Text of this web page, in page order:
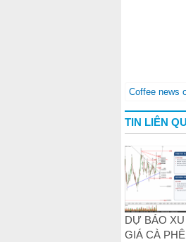
Coffee news
TIN LIÊN
DỰ BÁO
GIÁ CÀ